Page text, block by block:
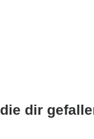
dir